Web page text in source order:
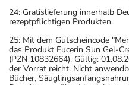
24: Gratislieferung innerhalb
rezeptpflichtigen Produkten.
25: Mit dem Gutscheincode
das Produkt Eucerin Sun Gel-
(PZN 10832664). Gültig:
der Vorrat reicht. Nicht
Bücher,